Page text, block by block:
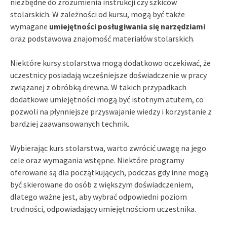
niezbędne do zrozumienia instrukcji czy szkiców
stolarskich. W zależności od kursu, mogą być także
wymagane umiejętności posługiwania się narzędziami
oraz podstawowa znajomość materiałów stolarskich.
Niektóre kursy stolarstwa mogą dodatkowo oczekiwać, że
uczestnicy posiadają wcześniejsze doświadczenie w pracy
związanej z obróbką drewna. W takich przypadkach
dodatkowe umiejętności mogą być istotnym atutem, co
pozwoli na płynniejsze przyswajanie wiedzy i korzystanie z
bardziej zaawansowanych technik.
Wybierając kurs stolarstwa, warto zwrócić uwagę na jego
cele oraz wymagania wstępne. Niektóre programy
oferowane są dla początkujących, podczas gdy inne mogą
być skierowane do osób z większym doświadczeniem,
dlatego ważne jest, aby wybrać odpowiedni poziom
trudności, odpowiadający umiejętnościom uczestnika.